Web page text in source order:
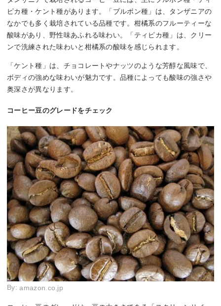
ピカ種・ケント種があります。「ブルボン種」は、タンザニアの
なかでも多く栽培されている品種です。柑橘系のフルーティーな
酸味があり、野性味あふれる味わい。「ティピカ種」は、クリー
ンで洗練された味わいと柑橘系の酸味を感じられます。
「ケント種」は、チョコレートやナッツのような芳醇な風味で、
ボディの強めな味わいが魅力です。品種によっても酸味の強さや
奥深さが異なります。
コーヒー豆のグレードをチェック
By:amazon.co.jp